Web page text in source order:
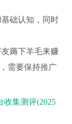
础认知，同时
薅下羊毛来赚
需要保持推广
收集测评(2025